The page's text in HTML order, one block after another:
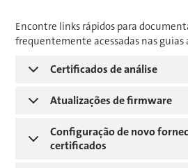
Encontre links rápidos para
frequentemente acessadas nas guias
Certificados de análise
Atualizações de firmware
Configuração de novo
certificados